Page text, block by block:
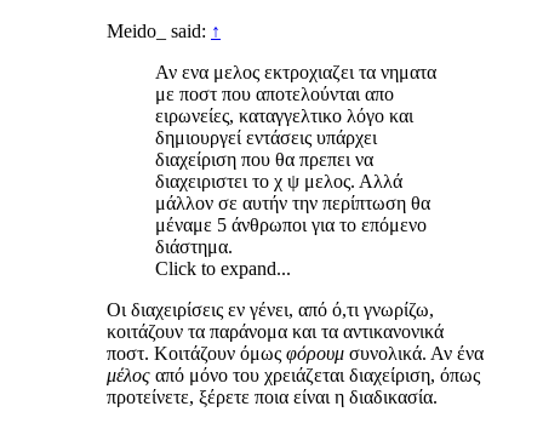
Meido_ said: ↑
Αν ενα μελος εκτροχιαζει τα νηματα
με ποστ που αποτελούνται απο
ειρωνείες, καταγγελτικο λόγο και
δημιουργεί εντάσεις υπάρχει
διαχείριση που θα πρεπει να
διαχειριστει το χ ψ μελος. Αλλά
μάλλον σε αυτήν την περίπτωση θα
μέναμε 5 άνθρωποι για το επόμενο
διάστημα.
Click to expand...
Οι διαχειρίσεις εν γένει, από ό,τι γνωρίζω,
κοιτάζουν τα παράνομα και τα αντικανονικά
ποστ. Κοιτάζουν όμως φόρουμ συνολικά. Αν ένα
μέλος από μόνο του χρειάζεται διαχείριση, όπως
προτείνετε, ξέρετε ποια είναι η διαδικασία.